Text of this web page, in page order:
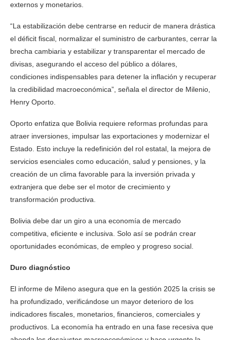
externos y monetarios.
“La estabilización debe centrarse en reducir de manera drástica
el déficit fiscal, normalizar el suministro de carburantes, cerrar la
brecha cambiaria y estabilizar y transparentar el mercado de
divisas, asegurando el acceso del público a dólares,
condiciones indispensables para detener la inflación y recuperar
la credibilidad macroeconómica”, señala el director de Milenio,
Henry Oporto.
Oporto enfatiza que Bolivia requiere reformas profundas para
atraer inversiones, impulsar las exportaciones y modernizar el
Estado. Esto incluye la redefinición del rol estatal, la mejora de
servicios esenciales como educación, salud y pensiones, y la
creación de un clima favorable para la inversión privada y
extranjera que debe ser el motor de crecimiento y
transformación productiva.
Bolivia debe dar un giro a una economía de mercado
competitiva, eficiente e inclusiva. Solo así se podrán crear
oportunidades económicas, de empleo y progreso social.
Duro diagnóstico
El informe de Mileno asegura que en la gestión 2025 la crisis se
ha profundizado, verificándose un mayor deterioro de los
indicadores fiscales, monetarios, financieros, comerciales y
productivos. La economía ha entrado en una fase recesiva que